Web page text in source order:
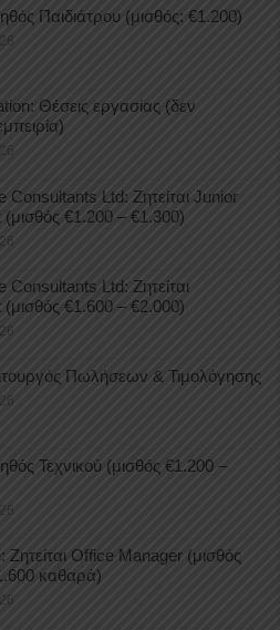
Παιδιάτρου (μισθός: €1.200)
Θέσεις εργασίας (δεν
Consultants Ltd: Ζητείται Junior
€1.200 – €1.300)
Consultants Ltd: Ζητείται
€1.600 – €2.000)
Πωλήσεων & Τιμολόγησης
Τεχνικού (μισθός €1.200 –
Office Manager (μισθός
καθαρά)